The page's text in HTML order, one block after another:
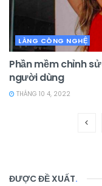
LÀNG CÔNG NGHỆ
Phần mềm chỉnh
người dùng
THÁNG 10 4, 2022
ĐƯỢC ĐỀ XUẤT.